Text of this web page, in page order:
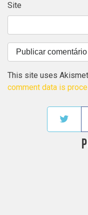
Site
This site uses
comment data is